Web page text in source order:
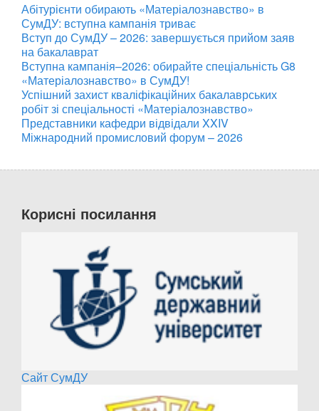
Абітурієнти обирають «Матеріалознавство» в
СумДУ: вступна кампанія триває
Вступ до СумДУ – 2026: завершується прийом заяв
на бакалаврат
Вступна кампанія–2026: обирайте спеціальність G8
«Матеріалознавство» в СумДУ!
Успішний захист кваліфікаційних бакалаврських
робіт зі спеціальності «Матеріалознавство»
Представники кафедри відвідали XXIV
Міжнародний промисловий форум – 2026
Корисні посилання
Сайт СумДУ